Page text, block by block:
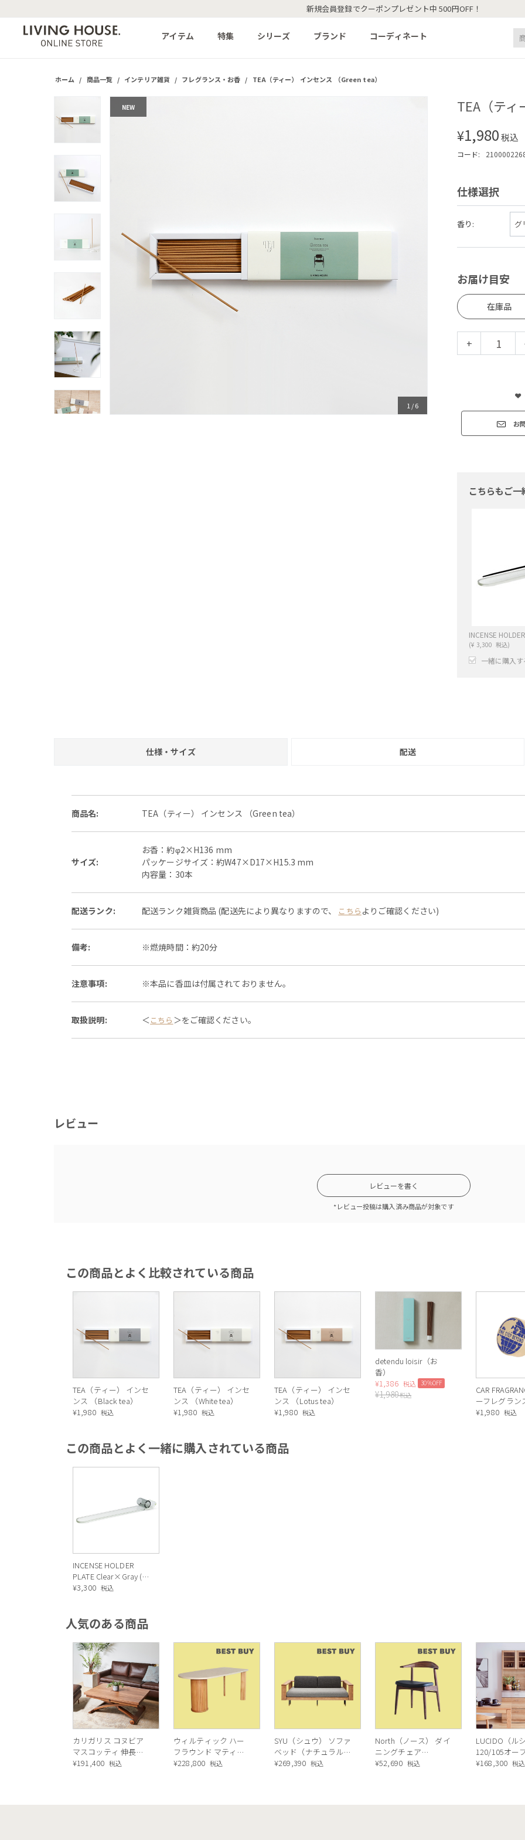
新規会員登録でクーポンプレゼント中 500円OFF！
アイテム 特集 シリーズ ブランド コーディネート
ホーム / 商品一覧 / インテリア雑貨 / フレグランス・お香 / TEA（ティー） インセンス （Green tea）
NEW
1 /6
TEA（テ
¥1,980税込
コード:
仕様選択
香り:
お届け目安
在庫品
+
お
こちらもご
(¥ 3,300 税込)
一緒に購入す
仕様・サイズ 配送
商品名: TEA（ティー） インセンス （Green tea）
サイズ:
お香：約φ2×H136 mm
パッケージサイズ：約W47×D17×H15.3 mm
内容量：30本
配送ランク: 配送ランク雑貨商品 (配送先により異なりますので、 こちら よりご確認ください)
備考: ※燃焼時間：約20分
注意事項: ※本品に香皿は付属されておりません。
取扱説明: ＜ こちら ＞をご確認ください。
レビュー
レビューを書く
*レビュー投稿は購入済み商品が対象です
この商品とよく比較されている商品
TEA（ティー） インセ
ンス （Black tea）
¥1,980 税込
TEA（ティー） インセ
ンス （White tea）
¥1,980 税込
TEA（ティー） インセ
ンス （Lotus tea）
¥1,980 税込
detendu loisir（お
香）
¥1,386 税込 30%OFF
¥1,980税込
CAR
ーフレグラン
VIOLET
¥1,980 税込
この商品とよく一緒に購入されている商品
INCENSE HOLDER
PLATE Clear×Gray (ク
リア×グレー）
¥3,300 税込
人気のある商品
カリガリス コヌビア
マスコッティ 伸長・
昇降式テーブル ／
¥191,400 税込
ウィルティック ハー
フラウンド マティエ
ラ塗装 ダイニングテ
¥228,800 税込
SYU（シュウ） ソファ
ベッド（ナチュラル）
190cm
¥269,390 税込
North（ノース） ダイ
ニングチェア
AC02（ウォールナッ
¥52,690 税込
LUCIDO（ル
120/105オー
ニングボード
¥168,300 税込